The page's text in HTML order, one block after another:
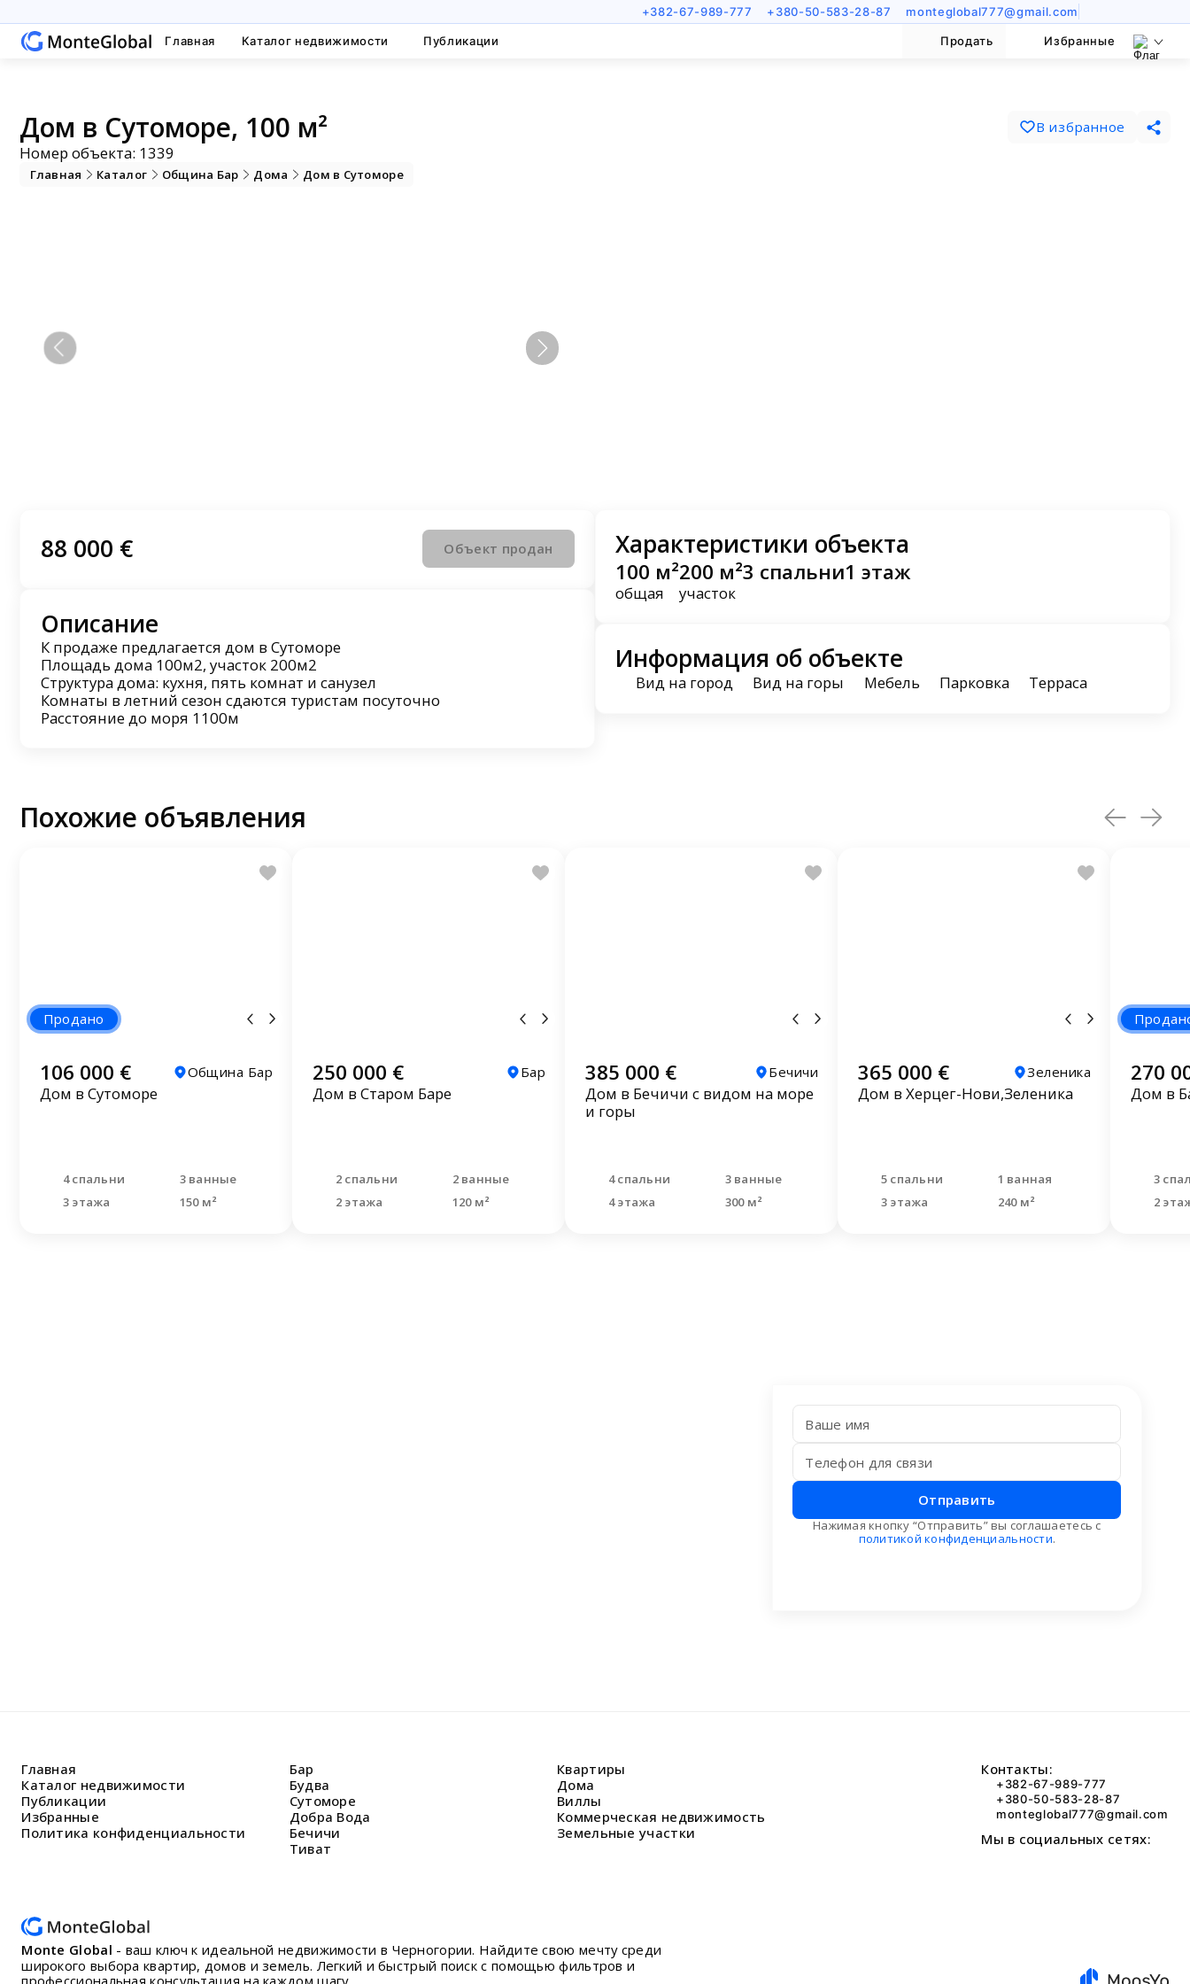
+382-67-989-777 +380-50-583-28-87 monteglobal777@gmail.com
Главная Каталог недвижимости Публикации Продать Избранные
Дом в Сутоморе, 100 м²
Номер объекта: 1339
В избранное
Главная Каталог Община Бар Дома Дом в Сутоморе
88 000 € Объект продан
Описание
К продаже предлагается дом в Сутоморе
Площадь дома 100м2, участок 200м2
Структура дома: кухня, пять комнат и санузел
Комнаты в летний сезон сдаются туристам посуточно
Расстояние до моря 1100м
Характеристики объекта
100 м²
общая
200 м²
участок
3 спальни1 этаж
Информация об объекте
Вид на город Вид на горы Мебель Парковка Терраса
Похожие объявления
Продано
106 000 € Община Бар
Дом в Сутоморе
4 спальни
3 ванные
3 этажа
150 м²
250 000 € Бар
Дом в Старом Баре
2 спальни
2 ванные
2 этажа
120 м²
385 000 € Бечичи
Дом в Бечичи с видом на море
и горы
4 спальни
3 ванные
4 этажа
300 м²
365 000 € Зеленика
Дом в Херцег-Нови,Зеленика
5 спальни
1 ванная
3 этажа
240 м²
270
Дом в
3
2
Отправить
Нажимая кнопку “Отправить” вы соглашаетесь с
политикой конфиденциальности.
Главная
Каталог недвижимости
Публикации
Избранные
Политика конфиденциальности
Бар
Будва
Сутоморе
Добра Вода
Бечичи
Тиват
Квартиры
Дома
Виллы
Коммерческая недвижимость
Земельные участки
Контакты:
+382-67-989-777
+380-50-583-28-87
monteglobal777@gmail.com
Мы в социальных сетях:
Monte Global - ваш ключ к идеальной недвижимости в Черногории. Найдите свою мечту среди
широкого выбора квартир, домов и земель. Легкий и быстрый поиск с помощью фильтров и